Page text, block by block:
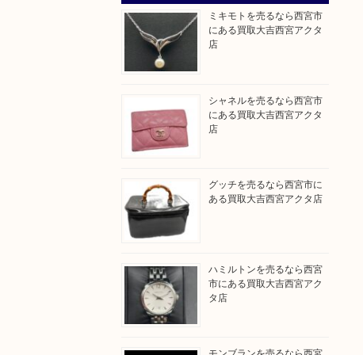
ミキモトを売るなら西宮市
にある買取大吉西宮アクタ
店
シャネルを売るなら西宮市
にある買取大吉西宮アクタ
店
グッチを売るなら西宮市に
ある買取大吉西宮アクタ店
ハミルトンを売るなら西宮
市にある買取大吉西宮アク
タ店